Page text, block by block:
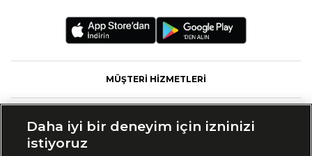
MÜŞTERİ HİZMETLERİ
Daha iyi bir deneyim için izninizi
istiyoruz